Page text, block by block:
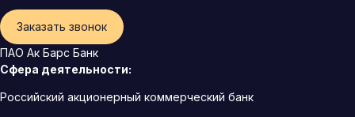
Заказать звонок
ПАО Ак Барс Банк
Сфера деятельности:
Российский акционерный коммерческий банк